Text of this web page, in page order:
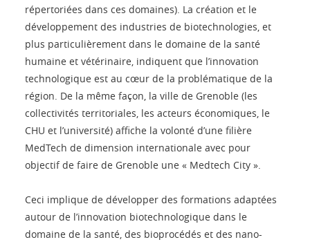
répertoriées dans ces domaines). La création et le
développement des industries de biotechnologies, et
plus particulièrement dans le domaine de la santé
humaine et vétérinaire, indiquent que l’innovation
technologique est au cœur de la problématique de la
région. De la même façon, la ville de Grenoble (les
collectivités territoriales, les acteurs économiques, le
CHU et l’université) affiche la volonté d’une filière
MedTech de dimension internationale avec pour
objectif de faire de Grenoble une « Medtech City ».
Ceci implique de développer des formations adaptées
autour de l’innovation biotechnologique dans le
domaine de la santé, des bioprocédés et des nano-